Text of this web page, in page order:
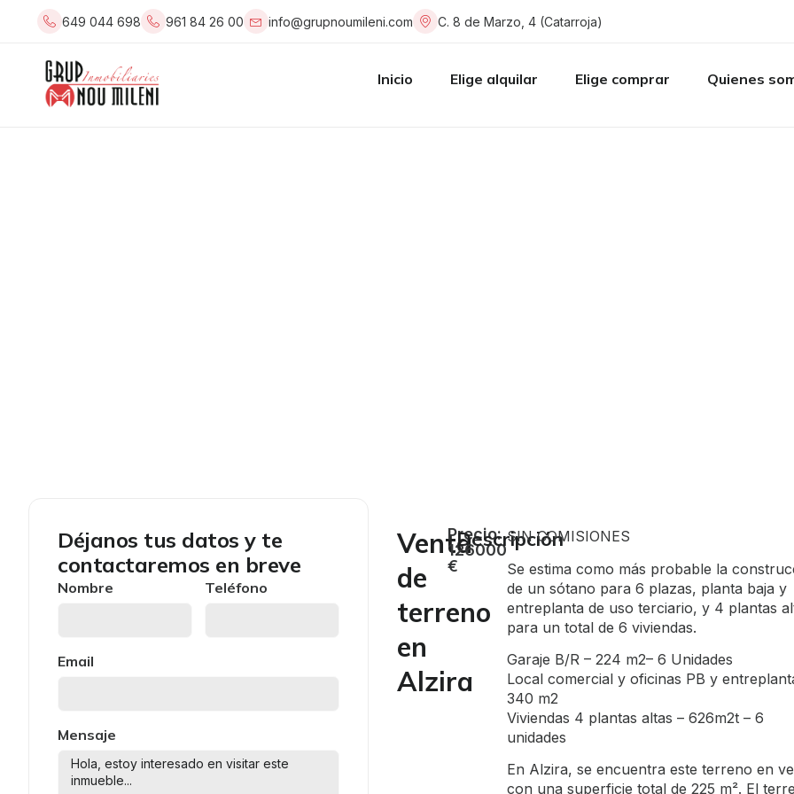
649 044 698 961 84 26 00 info@grupnoumileni.com C. 8 de Marzo, 4 (Catarroja)
Inicio Elige alquilar Elige comprar Quienes
Déjanos tus datos y te
contactaremos en breve
Nombre Teléfono
Email
Mensaje
Venta
de
terreno
en
Alzira
Precio:
126000
€
Descripción
SIN COMISIONES
Se estima como más probable la
de un sótano para 6 plazas, planta baja y
entreplanta de uso terciario, y 4 plantas
para un total de 6 viviendas.
Garaje B/R – 224 m2– 6 Unidades
Local comercial y oficinas PB y
340 m2
Viviendas 4 plantas altas – 626m2t – 6
unidades
En Alzira, se encuentra este terreno en
con una superficie total de 225 m². El